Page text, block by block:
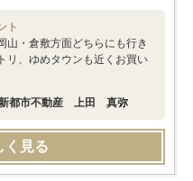
ト
山・倉敷方面どちらにも行き
リ、ゆめタウンも近くお買い
新都市不動産 上田 真弥
く見る